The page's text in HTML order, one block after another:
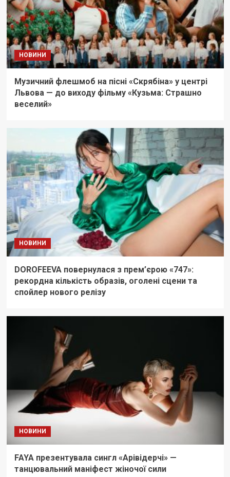
НОВИНИ
Музичний флешмоб на пісні «Скрябіна» у центрі
Львова — до виходу фільму «Кузьма: Страшно
веселий»
НОВИНИ
DOROFEEVA повернулася з прем’єрою «747»:
рекордна кількість образів, оголені сцени та
спойлер нового релізу
НОВИНИ
FAYA презентувала сингл «Арівідерчі» —
танцювальний маніфест жіночої сили